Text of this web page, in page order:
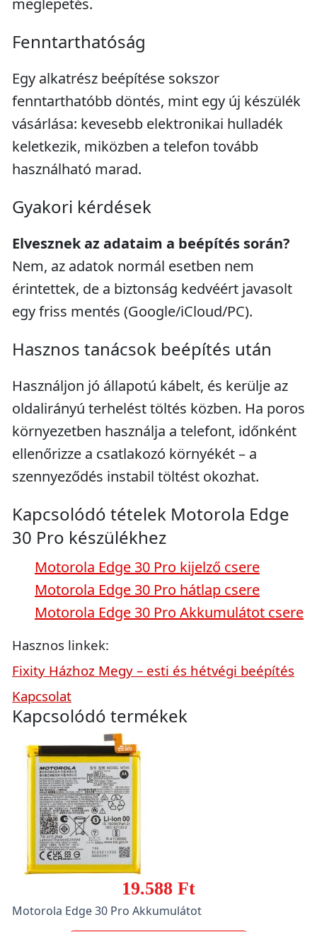
meglepetés.
Fenntarthatóság
Egy alkatrész beépítése sokszor
fenntarthatóbb döntés, mint egy új készülék
vásárlása: kevesebb elektronikai hulladék
keletkezik, miközben a telefon tovább
használható marad.
Gyakori kérdések
Elvesznek az adataim a beépítés során?
Nem, az adatok normál esetben nem
érintettek, de a biztonság kedvéért javasolt
egy friss mentés (Google/iCloud/PC).
Hasznos tanácsok beépítés után
Használjon jó állapotú kábelt, és kerülje az
oldalirányú terhelést töltés közben. Ha poros
környezetben használja a telefont, időnként
ellenőrizze a csatlakozó környékét – a
szennyeződés instabil töltést okozhat.
Kapcsolódó tételek Motorola Edge
30 Pro készülékhez
Motorola Edge 30 Pro kijelző csere
Motorola Edge 30 Pro hátlap csere
Motorola Edge 30 Pro Akkumulátot csere
Hasznos linkek:
Fixity Házhoz Megy – esti és hétvégi beépítés
Kapcsolat
Kapcsolódó termékek
19.588 Ft
Motorola Edge 30 Pro Akkumulátot